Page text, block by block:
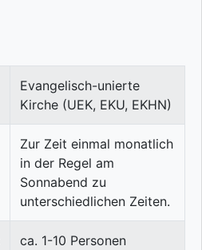
Evangelisch-unierte
Kirche (UEK, EKU, EKHN)
Zur Zeit einmal monatlich
in der Regel am
Sonnabend zu
unterschiedlichen Zeiten.
ca. 1-10 Personen